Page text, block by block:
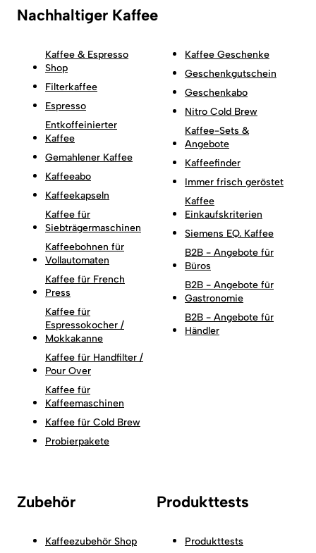
Nachhaltiger Kaffee
Kaffee & Espresso
Shop
Filterkaffee
Espresso
Entkoffeinierter
Kaffee
Gemahlener Kaffee
Kaffeeabo
Kaffeekapseln
Kaffee für
Siebträgermaschinen
Kaffeebohnen für
Vollautomaten
Kaffee für French
Press
Kaffee für
Espressokocher /
Mokkakanne
Kaffee für Handfilter /
Pour Over
Kaffee für
Kaffeemaschinen
Kaffee für Cold Brew
Probierpakete
Kaffee Geschenke
Geschenkgutschein
Geschenkabo
Nitro Cold Brew
Kaffee-Sets &
Angebote
Kaffeefinder
Immer frisch geröstet
Kaffee
Einkaufskriterien
Siemens EQ. Kaffee
B2B - Angebote für
Büros
B2B - Angebote für
Gastronomie
B2B - Angebote für
Händler
Zubehör
Kaffeezubehör Shop
Produkttests
Produkttests